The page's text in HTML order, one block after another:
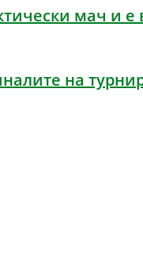
мач и
на